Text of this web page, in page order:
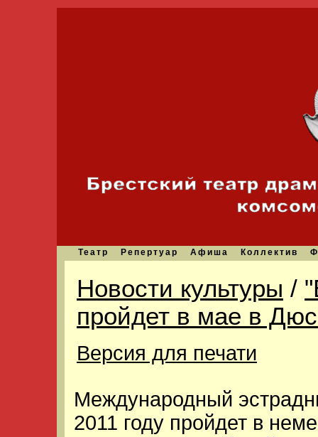
Театр Репертуар Афиша Коллектив
Новости культуры /
пройдет в мае в
Версия для печати
Международный
2011 году пройдет в